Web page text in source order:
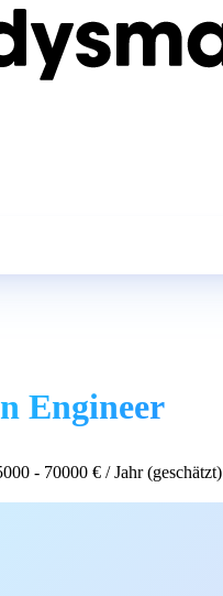
Engineer
- 70000 € / Jahr (geschätzt)